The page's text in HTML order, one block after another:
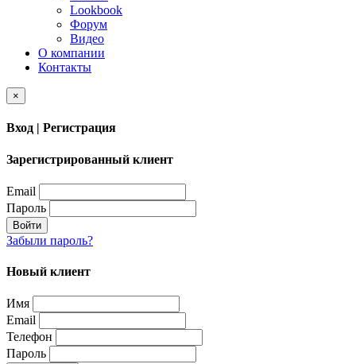
Lookbook
Форум
Видео
О компании
Контакты
×
Вход | Регистрация
Зарегистрированный клиент
Email
Пароль
Войти
Забыли пароль?
Новый клиент
Имя
Email
Телефон
Пароль